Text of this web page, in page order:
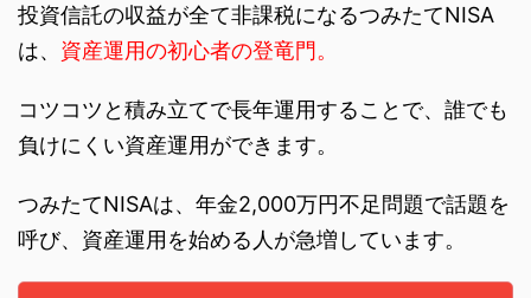
投資信託の収益が全て非課税になるつみたてNISA
は、 資産運用の初心者の登竜門。
コツコツと積み立てで長年運用することで、誰でも
負けにくい資産運用ができます。
つみたてNISAは、年金2,000万円不足問題で話題を
呼び、資産運用を始める人が急増しています。